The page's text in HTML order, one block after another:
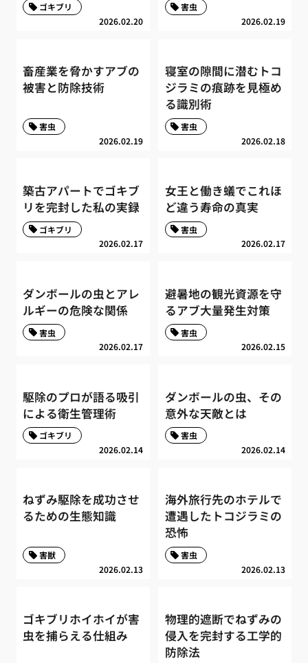
2026.02.20
ゴキブリ
2026.02.19
害虫
畜産業を脅かすアブの
被害と防除技術
2026.02.19
害虫
寝室の隙間に潜むトコ
ジラミの痕跡を見極め
る識別術
2026.02.18
害虫
築古アパートでゴキブ
リを完封した私の実録
2026.02.17
ゴキブリ
女王と働き蟻でこれほ
ど違う寿命の真実
2026.02.17
害虫
ダンボールの虫とアレ
ルギーの危険な関係
2026.02.17
害虫
避暑地の観光資源を守
るアブ大量発生対策
2026.02.15
害虫
駆除のプロが語る吸引
による衛生管理術
2026.02.14
ゴキブリ
ダンボールの虫、その
意外な天敵とは
2026.02.14
害虫
ねずみ駆除を成功させ
るための生態知識
2026.02.13
害獣
海外旅行先のホテルで
遭遇したトコジラミの
恐怖
2026.02.13
害虫
ゴキブリホイホイが害
虫を捕らえる仕組み
物理的遮断でねずみの
侵入を完封する工学的
防除法